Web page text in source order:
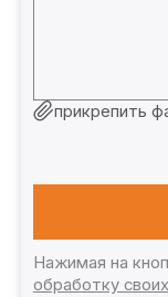
прикрепить
Нажимая на
обработку